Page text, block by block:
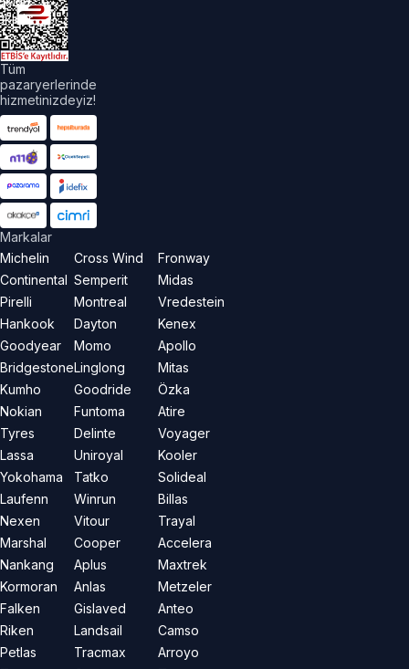
Tüm
pazaryerlerinde
hizmetinizdeyiz!
Markalar
Michelin
Continental
Pirelli
Hankook
Goodyear
Bridgestone
Kumho
Nokian
Tyres
Lassa
Yokohama
Laufenn
Nexen
Marshal
Nankang
Kormoran
Falken
Riken
Petlas
Cross Wind
Semperit
Montreal
Dayton
Momo
Linglong
Goodride
Funtoma
Delinte
Uniroyal
Tatko
Winrun
Vitour
Cooper
Aplus
Anlas
Gislaved
Landsail
Tracmax
Fronway
Midas
Vredestein
Kenex
Apollo
Mitas
Özka
Atire
Voyager
Kooler
Solideal
Billas
Trayal
Accelera
Maxtrek
Metzeler
Anteo
Camso
Arroyo